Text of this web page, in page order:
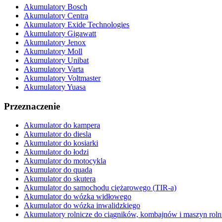
Akumulatory Bosch
Akumulatory Centra
Akumulatory Exide Technologies
Akumulatory Gigawatt
Akumulatory Jenox
Akumulatory Moll
Akumulatory Unibat
Akumulatory Varta
Akumulatory Voltmaster
Akumulatory Yuasa
Przeznaczenie
Akumulator do kampera
Akumulator do diesla
Akumulator do kosiarki
Akumulator do łodzi
Akumulator do motocykla
Akumulator do quada
Akumulator do skutera
Akumulator do samochodu ciężarowego (TIR-a)
Akumulator do wózka widłowego
Akumulator do wózka inwalidzkiego
Akumulatory rolnicze do ciągników, kombajnów i maszyn